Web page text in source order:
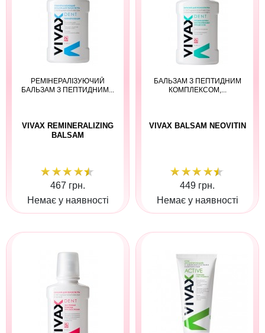
РЕМІНЕРАЛІЗУЮЧИЙ
БАЛЬЗАМ З ПЕПТИДНИМ...
VIVAX REMINERALIZING
BALSAM
467 грн.
Немає у наявності
БАЛЬЗАМ З ПЕПТИДНИМ
КОМПЛЕКСОМ,...
VIVAX BALSAM NEOVITIN
449 грн.
Немає у наявності